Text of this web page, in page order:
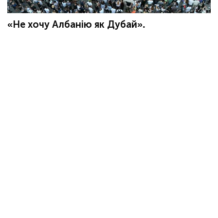
«Не хочу Албанію як Дубай».